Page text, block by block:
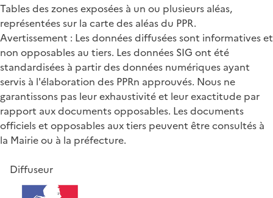
Tables des zones exposées à un ou plusieurs aléas,
représentées sur la carte des aléas du PPR.
Avertissement : Les données diffusées sont informatives et
non opposables au tiers. Les données SIG ont été
standardisées à partir des données numériques ayant
servis à l'élaboration des PPRn approuvés. Nous ne
garantissons pas leur exhaustivité et leur exactitude par
rapport aux documents opposables. Les documents
officiels et opposables aux tiers peuvent être consultés à
la Mairie ou à la préfecture.
Diffuseur